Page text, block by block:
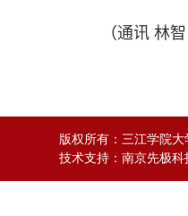
（通讯 林智
版权所有：三江学院大
技术支持：南京先极科